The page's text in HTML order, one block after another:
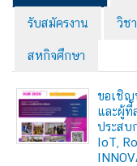
รับสมัครงาน วิช
สหกิจศึกษา
ขอเชิญ
และผู้ที่
ประสบ
IoT,